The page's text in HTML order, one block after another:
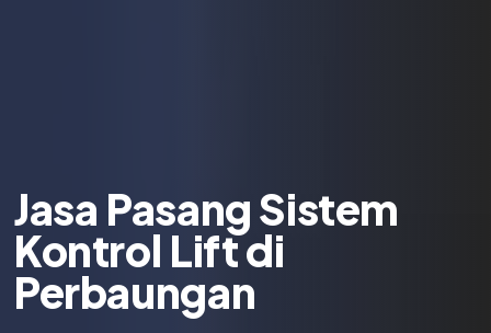
Jasa Pasang Sistem
Kontrol Lift di
Perbaungan